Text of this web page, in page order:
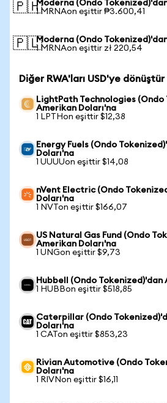
🇵🇭Moderna (Ondo
1 MRNAon eşittir ₱3.600,41
🇵🇱Moderna (Ondo
1 MRNAon eşittir zł 220,54
Diğer RWA'ları USD'ye dönüştür
LightPath Technologies (Ondo
Amerikan Doları'na
1 LPTHon eşittir $12,38
Energy Fuels (Ondo
Doları'na
1 UUUUon eşittir $14,08
nVent Electric (Ondo
Doları'na
1 NVTon eşittir $166,07
US Natural Gas Fund (Ondo
Amerikan Doları'na
1 UNGon eşittir $9,73
Hubbell (Ondo Tokenized)'dan
1 HUBBon eşittir $518,85
Caterpillar (Ondo
Doları'na
1 CATon eşittir $853,23
Rivian Automotive (Ondo
Doları'na
1 RIVNon eşittir $16,11